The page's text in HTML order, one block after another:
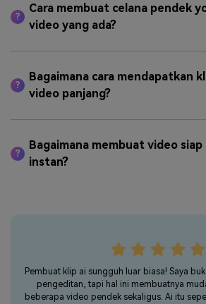
?
Cara membuat celana pendek
video yang ada?
?
Bagaimana cara mendapatkan
video panjang?
?
Bagaimana membuat video siap
instan?
Pembuat klip ai sungguh luar biasa! Saya
pengeditan, tapi hal ini membuatnya
beberapa video pendek sekaligus. Ai itu